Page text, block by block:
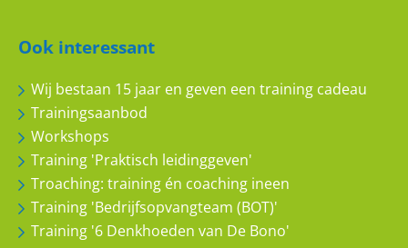
Ook interessant
Wij bestaan 15 jaar en geven een training cadeau
Trainingsaanbod
Workshops
Training 'Praktisch leidinggeven'
Troaching: training én coaching ineen
Training 'Bedrijfsopvangteam (BOT)'
Training '6 Denkhoeden van De Bono'